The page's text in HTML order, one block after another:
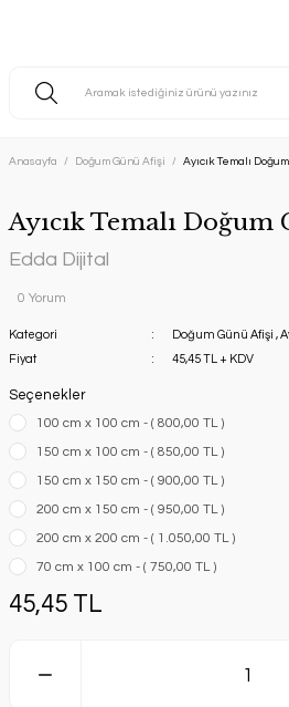
Anasayfa Doğum Günü Afişi Ayıcık Temalı
Ayıcık Temalı Doğum
Edda Dijital
0 Yorum
Kategori Doğum Günü Afişi ,
Fiyat
45,45 TL + KDV
Seçenekler
100 cm x 100 cm - ( 800,00 TL )
150 cm x 100 cm - ( 850,00 TL )
150 cm x 150 cm - ( 900,00 TL )
200 cm x 150 cm - ( 950,00 TL )
200 cm x 200 cm - ( 1.050,00 TL )
70 cm x 100 cm - ( 750,00 TL )
45,45 TL